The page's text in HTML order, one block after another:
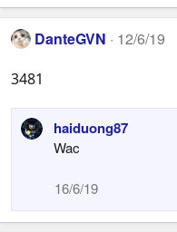
DanteGVN 12/6/19
3481
haiduong87
Wac
16/6/19